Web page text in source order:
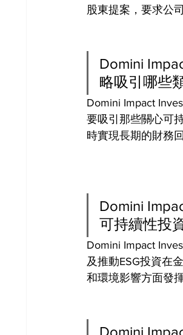
股東提案，要求公
Domini
略吸引哪些
Domini Impact
要吸引那些關心可
時實現長期的財務回
Domini
可持續性投
Domini Impact
及推動ESG投資在
和環境影響方面發
Domini